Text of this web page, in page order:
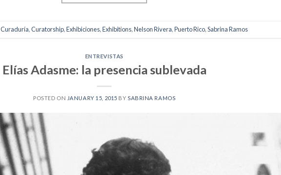
Curaduría,Curatorship,Exhibiciones,Exhibitions,Nelson Rivera,Puerto Rico,Sabrina Ramos
ENTREVISTAS
Elías Adasme: la presencia sublevada
POSTED ON JANUARY 15, 2015 BY SABRINA RAMOS